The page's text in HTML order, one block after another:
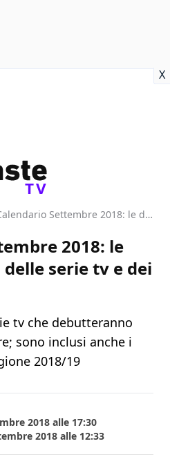
X
TV
Calendario Settembre 2018: le date dei ritorni delle serie tv e dei debutti
2018: le
serie tv e dei
tv che debutteranno
sono inclusi anche i
2018/19
2018 alle 17:30
2018 alle 12:33